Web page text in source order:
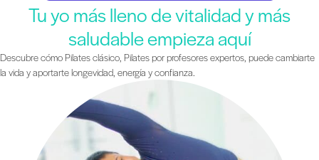
Tu yo más lleno de vitalidad y más
saludable empieza aquí
Descubre cómo Pilates clásico, Pilates por profesores expertos, puede cambiarte
la vida y aportarte longevidad, energía y confianza.